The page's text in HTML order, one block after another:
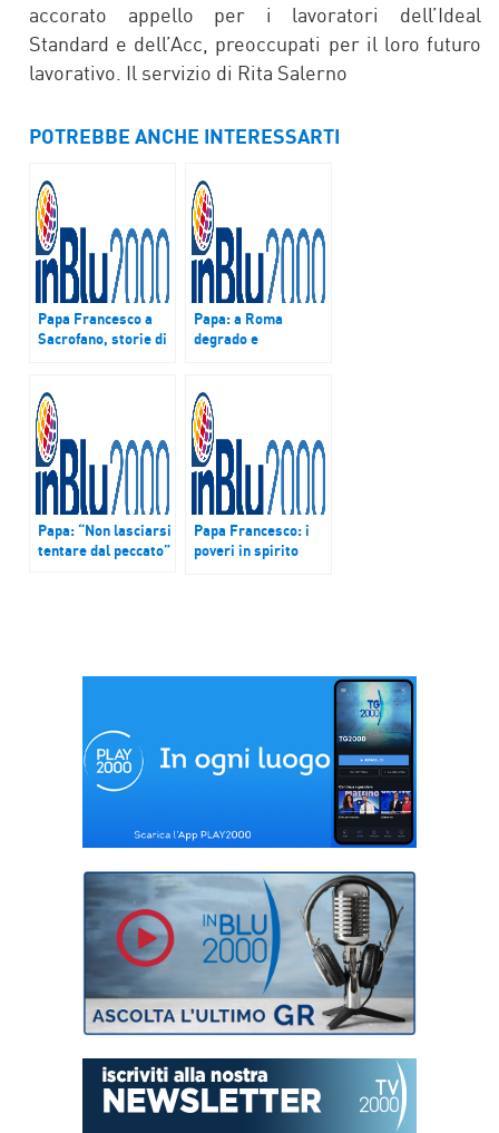
accorato appello per i lavoratori dell’Ideal
Standard e dell’Acc, preoccupati per il loro futuro
lavorativo. Il servizio di Rita Salerno
POTREBBE ANCHE INTERESSARTI
Papa Francesco a
Sacrofano, storie di
Papa: a Roma
degrado e
contagiare da
arroganza di chi
insulta
Papa: “Non lasciarsi
tentare dal peccato”
Papa Francesco: i
poveri in spirito